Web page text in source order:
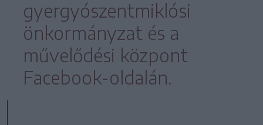
gyergyószentmiklósi
önkormányzat és a
művelődési központ
Facebook-oldalán.